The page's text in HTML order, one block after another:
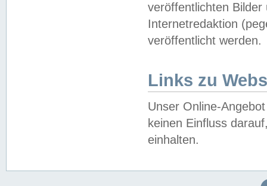
veröffentlichten
Internetredaktion
veröffentlicht werden.
Links zu
Unser Online-
keinen Einfluss
einhalten.